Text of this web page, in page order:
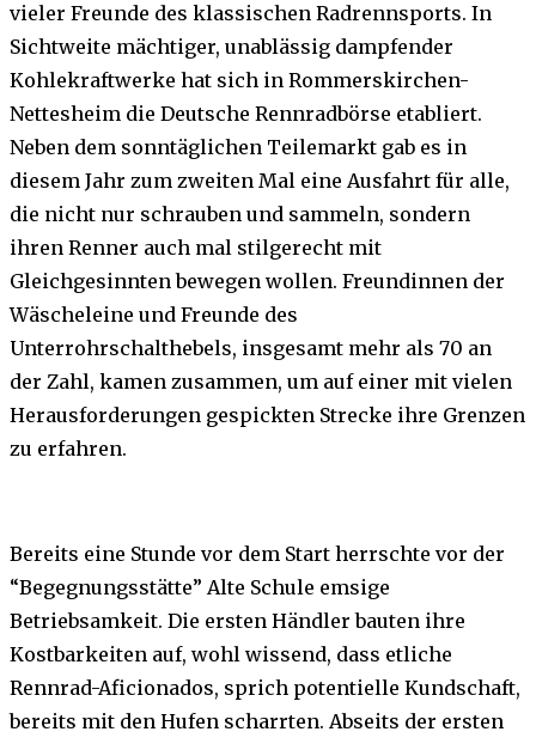
vieler Freunde des klassischen Radrennsports. In
Sichtweite mächtiger, unablässig dampfender
Kohlekraftwerke hat sich in Rommerskirchen-
Nettesheim die Deutsche Rennradbörse etabliert.
Neben dem sonntäglichen Teilemarkt gab es in
diesem Jahr zum zweiten Mal eine Ausfahrt für alle,
die nicht nur schrauben und sammeln, sondern
ihren Renner auch mal stilgerecht mit
Gleichgesinnten bewegen wollen. Freundinnen der
Wäscheleine und Freunde des
Unterrohrschalthebels, insgesamt mehr als 70 an
der Zahl, kamen zusammen, um auf einer mit vielen
Herausforderungen gespickten Strecke ihre Grenzen
zu erfahren.
Bereits eine Stunde vor dem Start herrschte vor der
“Begegnungsstätte” Alte Schule emsige
Betriebsamkeit. Die ersten Händler bauten ihre
Kostbarkeiten auf, wohl wissend, dass etliche
Rennrad-Aficionados, sprich potentielle Kundschaft,
bereits mit den Hufen scharrten. Abseits der ersten